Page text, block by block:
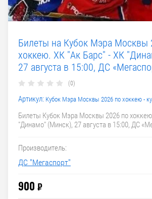
Билеты на Кубок Мэра Москвы
хоккею. ХК "Ак Барс" - ХК
27 августа в 15:00, ДС
(0)
Артикул: Кубок Мэра Москвы 2026 по хоккею -
Билеты Кубок Мэра Москвы 2026 по
"Динамо" (Минск), 27 августа в 15:00, ДС
Производитель:
ДС "Мегаспорт"
900 ₽